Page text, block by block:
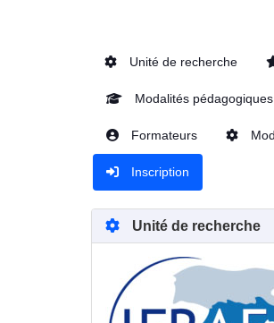
Unité de recherche
Modalités pédagogiques
Formateurs
Inscription
Unité de recherche